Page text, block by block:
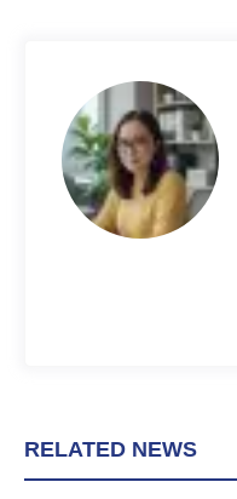
k
e
s
t
A
p
p
RELATED NEWS